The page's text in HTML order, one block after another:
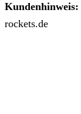
Kundenhinweis:
rockets.de